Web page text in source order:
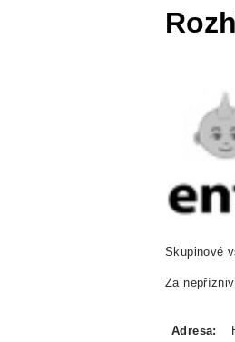
Skupinové
Za
Adresa: